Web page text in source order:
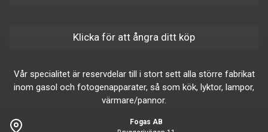
Klicka för att ångra ditt köp
Vår specialitet är reservdelar till i stort sett alla större fabrikat
inom gasol och fotogenapparater, så som kök, lyktor, lampor,
värmare/pannor.
Fogas AB